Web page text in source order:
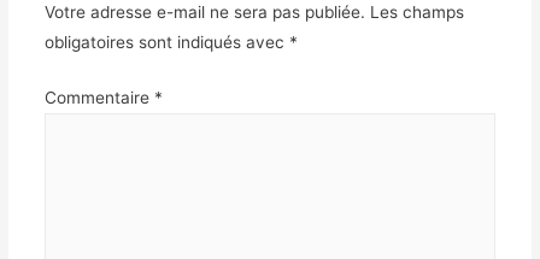
Votre adresse e-mail ne sera pas publiée. Les champs
obligatoires sont indiqués avec *
Commentaire *